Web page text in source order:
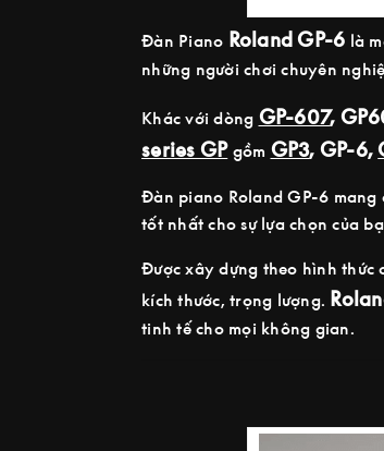
Đàn Piano Roland GP-6 là
những người chơi chuyên
Khác với dòng GP-607,
series GPgồm GP3, GP-6,
Đàn piano Roland GP-6 mang
tốt nhất cho sự lựa chọn của
Được xây dựng theo hình thức
kích thước, trọng lượng.
tinh tế cho mọi không gian.